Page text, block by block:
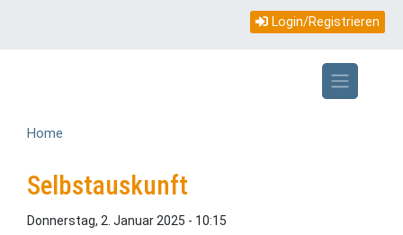
Login/Registrieren
Home
Selbstauskunft
Donnerstag, 2. Januar 2025 - 10:15